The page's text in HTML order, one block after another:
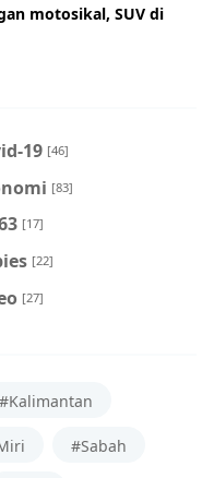
motosikal, SUV di
19 [46]
[83]
[17]
[22]
[27]
#Kalimantan
#Sabah